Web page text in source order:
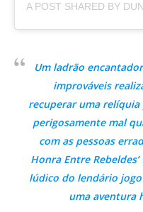
Um ladrão
improváveis
recuperar uma relíquia
perigosamente mal
com as pessoas
Honra Entre
lúdico do lendário jogo
uma aventura